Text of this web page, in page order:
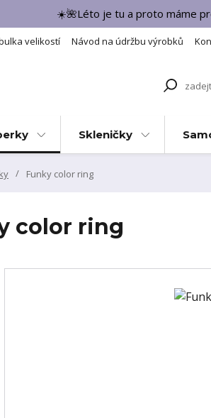
☀️🌺Léto je tu a proto máme
velikostí Návod na údržbu výrobků
Skleničky
Funky color ring
color ring